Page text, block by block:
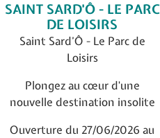
SAINT SARD'Ô - LE PARC
DE LOISIRS
Saint Sard’Ô - Le Parc de
Loisirs
Plongez au cœur d'une
nouvelle destination insolite
Ouverture du 27/06/2026 au